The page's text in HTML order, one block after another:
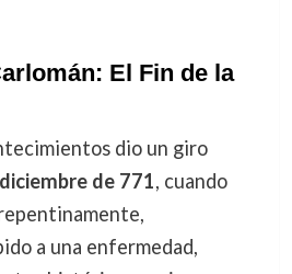
El Fin de la
dio un giro
de 771, cuando
a una enfermedad,